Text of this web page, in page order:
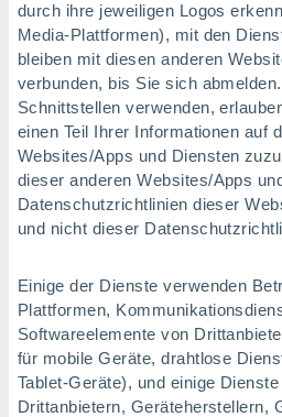
durch ihre jeweiligen Logos
Media-Plattformen), mit den
bleiben mit diesen anderen
verbunden, bis Sie sich
Schnittstellen verwenden,
einen Teil Ihrer Informationen auf
Websites/Apps und Diensten
dieser anderen Websites/Apps
Datenschutzrichtlinien dieser
und nicht dieser
Einige der Dienste verwenden
Plattformen,
Softwareelemente von
für mobile Geräte, drahtlose
Tablet-Geräte), und einige
Drittanbietern, Geräteherstellern,